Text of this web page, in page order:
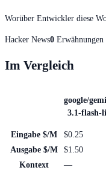
Worüber Entwickler diese
Hacker News0 Erwähnungen
Im Vergleich
google/
3.1-flash-
Eingabe $/M
$0.25
Ausgabe $/M
$1.50
Kontext
—